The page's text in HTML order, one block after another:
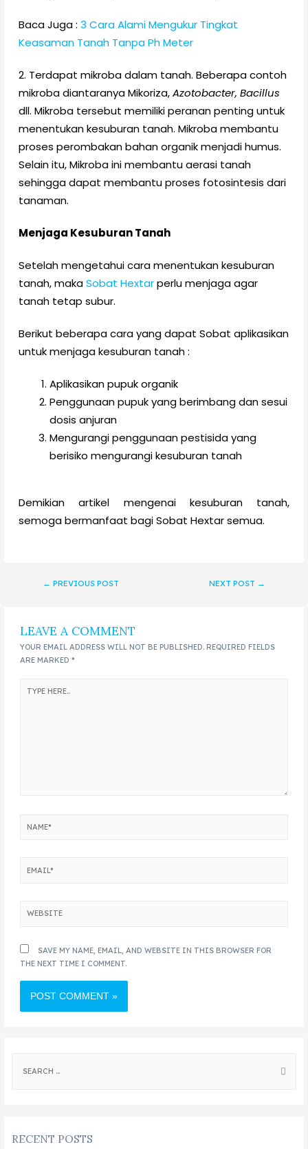
Baca Juga : 3 Cara Alami Mengukur Tingkat
Keasaman Tanah Tanpa Ph Meter
2. Terdapat mikroba dalam tanah. Beberapa contoh
mikroba diantaranya Mikoriza,Azotobacter, Bacillus
dll. Mikroba tersebut memiliki peranan penting untuk
menentukan kesuburan tanah. Mikroba membantu
proses perombakan bahan organik menjadi humus.
Selain itu, Mikroba ini membantu aerasi tanah
sehingga dapat membantu proses fotosintesis dari
tanaman.
Menjaga Kesuburan Tanah
Setelah mengetahui cara menentukan kesuburan
tanah, makaSobat Hextarperlu menjaga agar
tanah tetap subur.
Berikut beberapa cara yang dapat Sobat aplikasikan
untuk menjaga kesuburan tanah :
Aplikasikan pupuk organik
Penggunaan pupuk yang berimbang dan sesui
dosis anjuran
Mengurangi penggunaan pestisida yang
berisiko mengurangi kesuburan tanah
Demikian artikel mengenai kesuburan tanah,
semoga bermanfaat bagi Sobat Hextar semua.
← PREVIOUS POST NEXT POST →
LEAVE A COMMENT
YOUR EMAIL ADDRESS WILL NOT BE PUBLISHED. REQUIRED FIELDS
ARE MARKED*
SAVE MY NAME, EMAIL, AND WEBSITE IN THIS BROWSER FOR
THE NEXT TIME I COMMENT.
RECENT POSTS